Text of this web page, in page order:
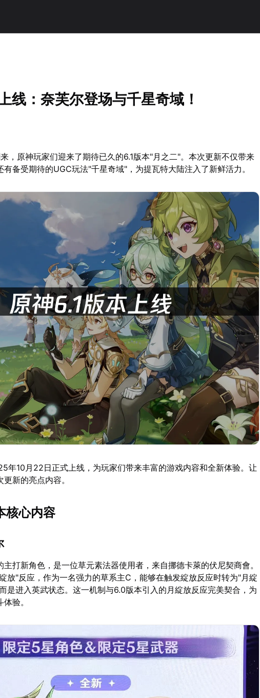
线：奈芙尔登场与千星奇域！
，原神玩家们迎来了期待已久的6.1版本"月之二"。本次更新不仅带来
备受期待的UGC玩法"千星奇域"，为提瓦特大陆注入了新鲜活力。
年10月22日正式上线，为玩家们带来丰富的游戏内容和全新体验。让
新的亮点内容。
核心内容
打新角色，是一位草元素法器使用者，来自挪德卡萊的伏尼契商會。
放"反应，作为一名强力的草系主C，能够在触发綻放反应时转为"月綻
是进入英武状态。这一机制与6.0版本引入的月綻放反应完美契合，为
验。